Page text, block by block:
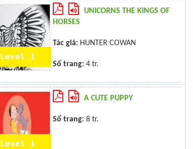
Level 1
UNICORNS THE KINGS OF
HORSES
Tác giả: HUNTER COWAN
Số trang: 4 tr.
Level 1
A CUTE PUPPY
Số trang: 8 tr.